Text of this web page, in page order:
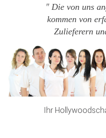
Die von uns
kommen von
Zulieferern
Ihr